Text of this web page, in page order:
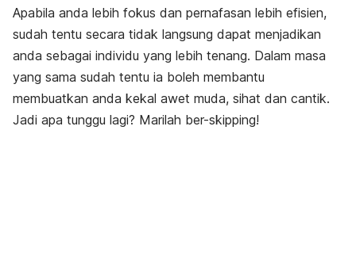
Apabila anda lebih fokus dan pernafasan lebih efisien,
sudah tentu secara tidak langsung dapat menjadikan
anda sebagai individu yang lebih tenang. Dalam masa
yang sama sudah tentu ia boleh membantu
membuatkan anda kekal awet muda, sihat dan cantik.
Jadi apa tunggu lagi? Marilah ber-skipping!